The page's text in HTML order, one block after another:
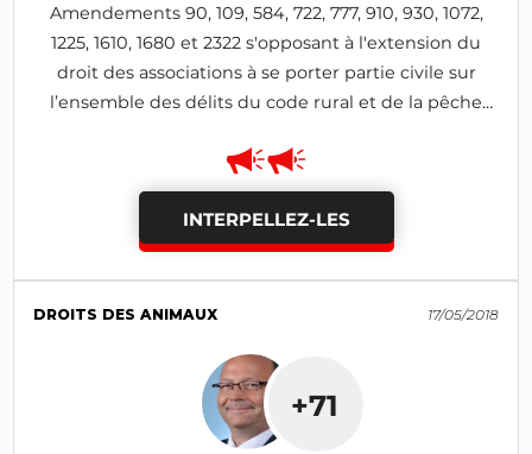
Amendements 90, 109, 584, 722, 777, 910, 930, 1072,
1225, 1610, 1680 et 2322 s'opposant à l'extension du
droit des associations à se porter partie civile sur
l’ensemble des délits du code rural et de la pêche
INTERPELLEZ-LES
DROITS DES ANIMAUX 17/05/2018
+71